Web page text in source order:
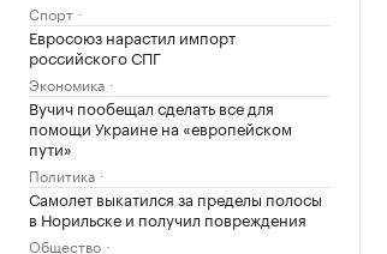
Спорт
Евросоюз нарастил импорт
российского СПГ
Экономика
Вучич пообещал сделать все для
помощи Украине на «европейском
пути»
Политика
Самолет выкатился за пределы полосы
в Норильске и получил повреждения
Общество